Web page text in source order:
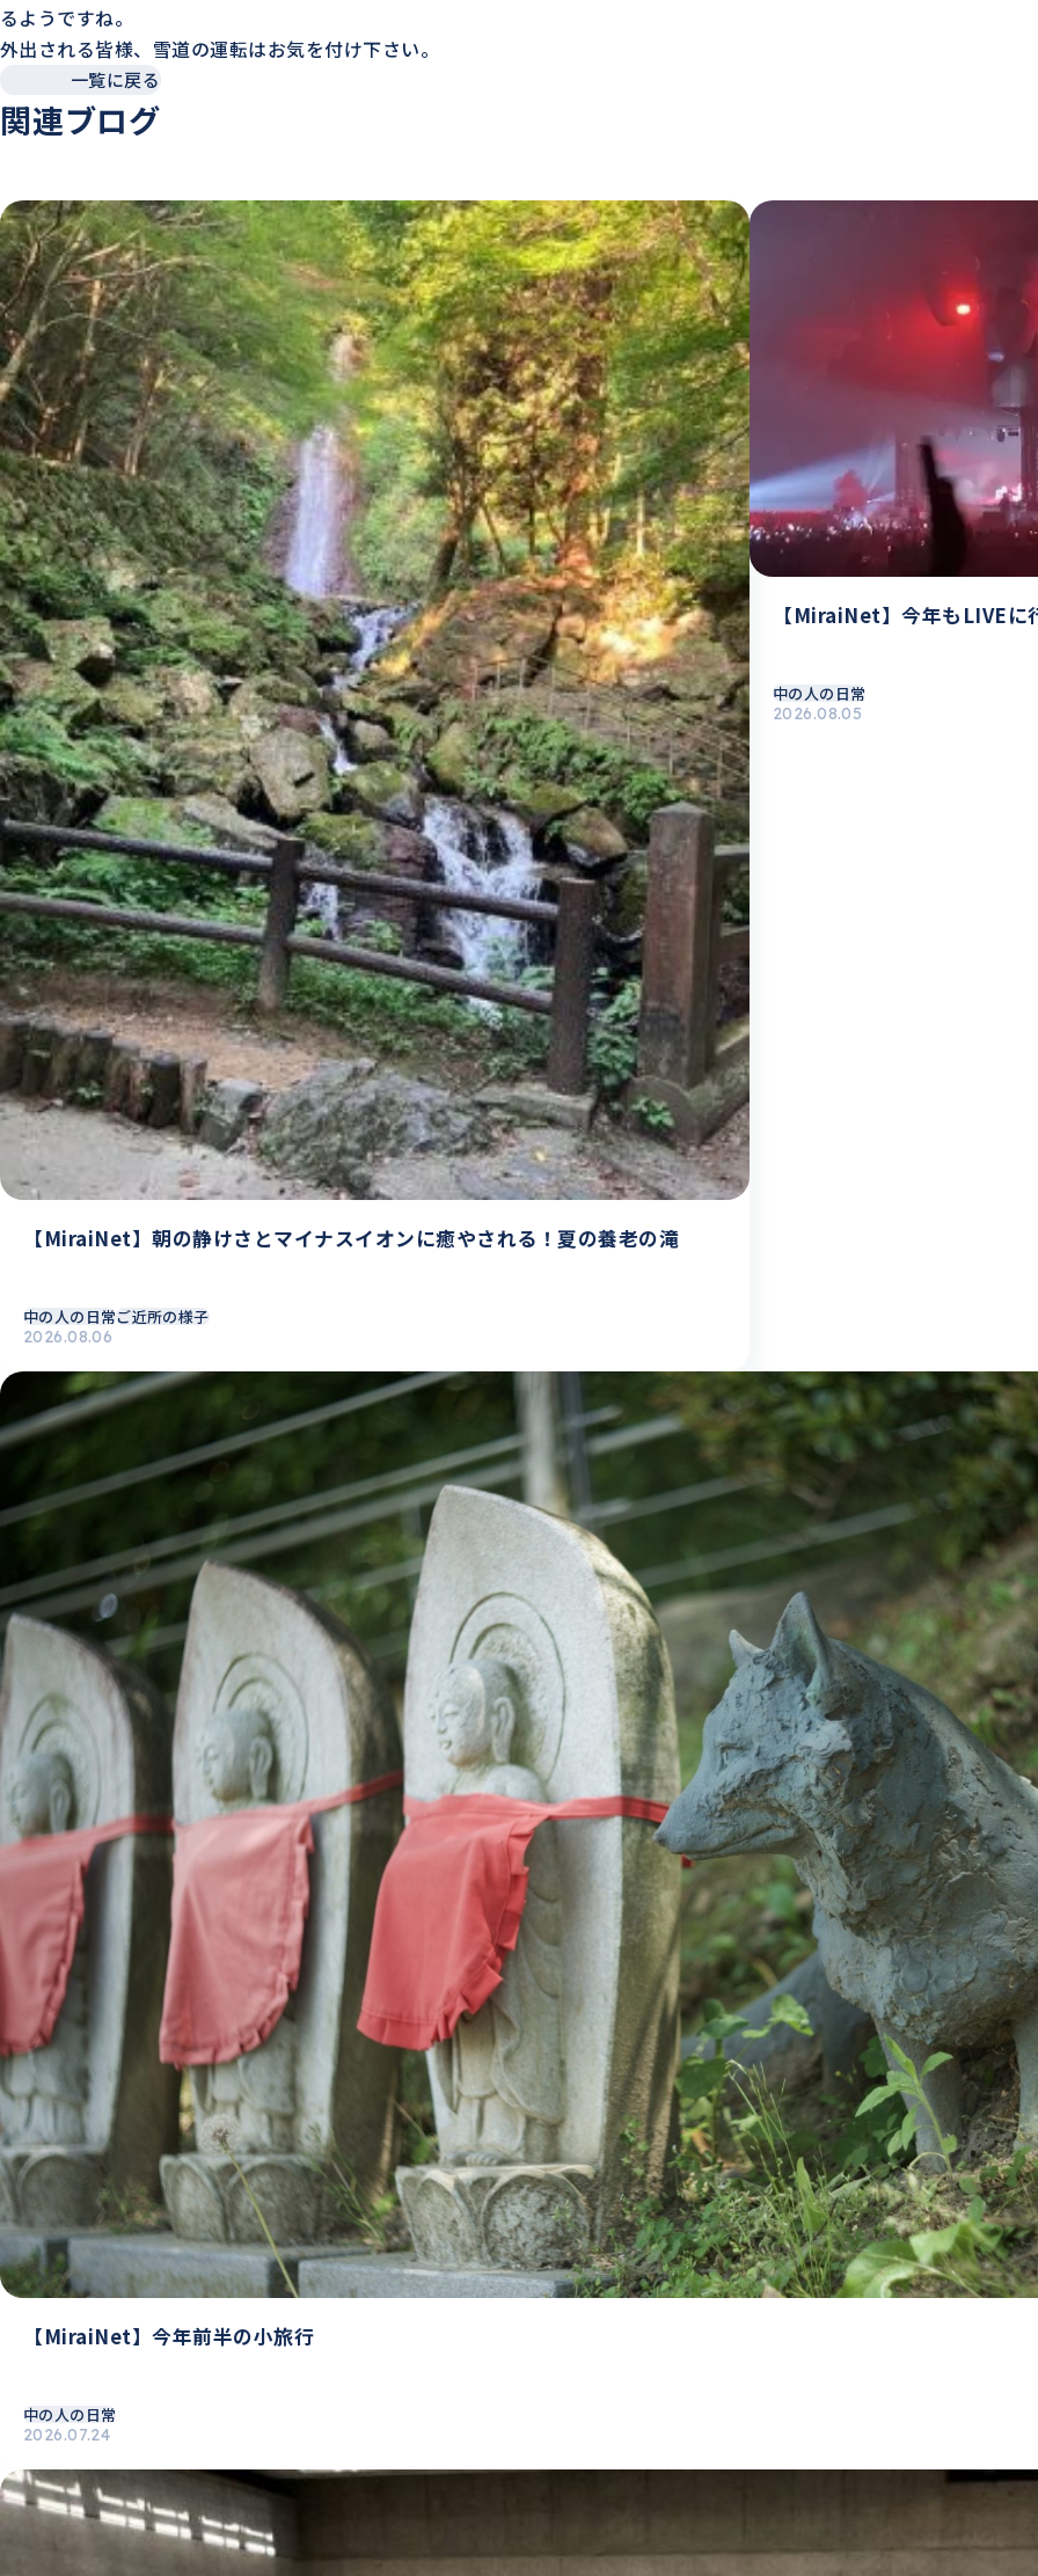
るようですね。
外出される皆様、雪道の運転はお気を付け下さい。
一覧に戻る
関連ブログ
【MiraiNet】朝の静けさとマイナスイオンに癒やされる！夏の養老の滝
中の人の日常ご近所の様子
2026.08.06
【MiraiNet】今年もLIVEに
中の人の日常
2026.08.05
【MiraiNet】今年前半の小旅行
中の人の日常
2026.07.24